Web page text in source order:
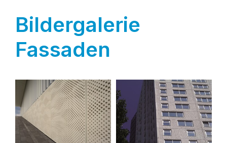
Bildergalerie
Fassaden